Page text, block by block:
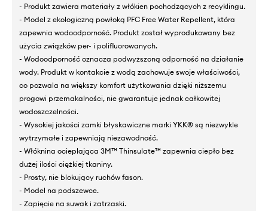
- Produkt zawiera materiały z włókien pochodzących z recyklingu.
- Model z ekologiczną powłoką PFC Free Water Repellent, która
zapewnia wodoodporność. Produkt został wyprodukowany bez
użycia związków per- i polifluorowanych.
- Wodoodporność oznacza podwyższoną odporność na działanie
wody. Produkt w kontakcie z wodą zachowuje swoje właściwości,
co pozwala na większy komfort użytkowania dzięki niższemu
progowi przemakalności, nie gwarantuje jednak całkowitej
wodoszczelności.
- Wysokiej jakości zamki błyskawiczne marki YKK® są niezwykle
wytrzymałe i zapewniają niezawodność.
- Włóknina ocieplająca 3M™ Thinsulate™ zapewnia ciepło bez
dużej ilości ciężkiej tkaniny.
- Prosty, nie blokujący ruchów fason.
- Model na podszewce.
- Zapięcie na suwak i zatrzaski.